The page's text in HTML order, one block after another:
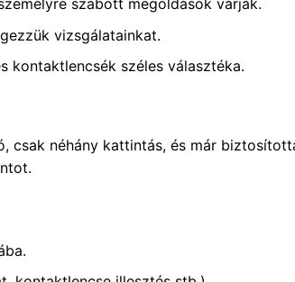
vizsgálatainkat.
kontaktlencsék széles választéka.
csak néhány kattintás, és már